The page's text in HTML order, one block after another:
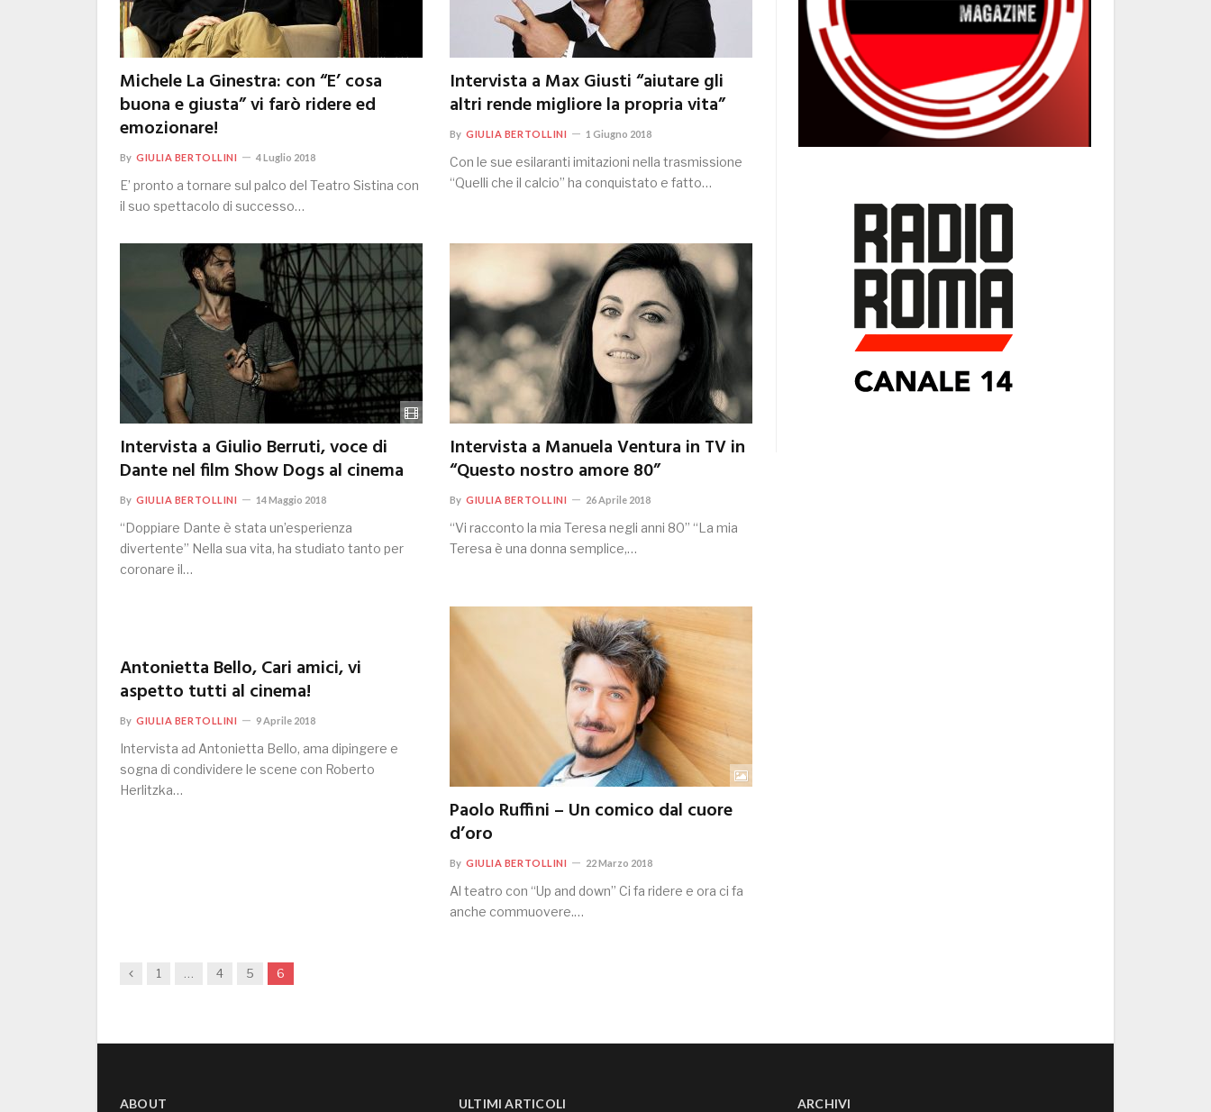
Michele La Ginestra: con “E’ cosa
buona e giusta” vi farò ridere ed
emozionare!
By GIULIA BERTOLLINI 4 Luglio 2018
E’ pronto a tornare sul palco del Teatro Sistina con
il suo spettacolo di successo…
Intervista a Max Giusti “aiutare gli
altri rende migliore la propria vita”
By GIULIA BERTOLLINI 1 Giugno 2018
Con le sue esilaranti imitazioni nella trasmissione
“Quelli che il calcio” ha conquistato e fatto…
Intervista a Giulio Berruti, voce di
Dante nel film Show Dogs al cinema
By GIULIA BERTOLLINI 14 Maggio 2018
“Doppiare Dante è stata un’esperienza
divertente” Nella sua vita, ha studiato tanto per
coronare il…
Intervista a Manuela Ventura in TV in
“Questo nostro amore 80”
By GIULIA BERTOLLINI 26 Aprile 2018
“Vi racconto la mia Teresa negli anni 80” “La mia
Teresa è una donna semplice,…
Antonietta Bello, Cari amici, vi
aspetto tutti al cinema!
By GIULIA BERTOLLINI 9 Aprile 2018
Intervista ad Antonietta Bello, ama dipingere e
sogna di condividere le scene con Roberto
Herlitzka…
Paolo Ruffini – Un comico dal cuore
d’oro
By GIULIA BERTOLLINI 22 Marzo 2018
Al teatro con “Up and down” Ci fa ridere e ora ci fa
anche commuovere.…
Previous
1 4 5 6
ABOUT ULTIMI ARTICOLI ARCHIVI